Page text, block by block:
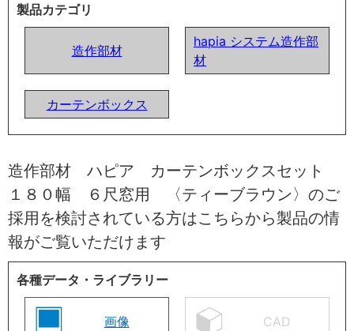
製品カテゴリ
造作部材
hapia システム造作部
材
カーテンボックス
造作部材 ハピア カーテンボックスセット
１８０幅 ６尺窓用 〈ティーブラウン〉のご
採用を検討されている方はこちらから製品の情
報がご覧いただけます
各種データ・ライブラリー
画像 CAD